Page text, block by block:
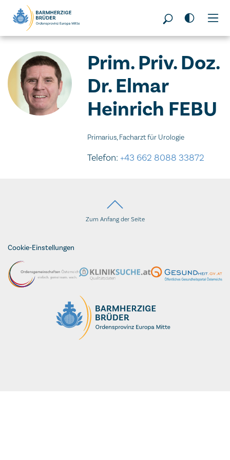
Seitenbereiche:
Prim. Priv. Doz.
Dr. Elmar
Heinrich FEBU
Primarius, Facharzt für Urologie
Telefon:+43 662 8088 33872
Zum Anfang der Seite
Cookie-Einstellungen